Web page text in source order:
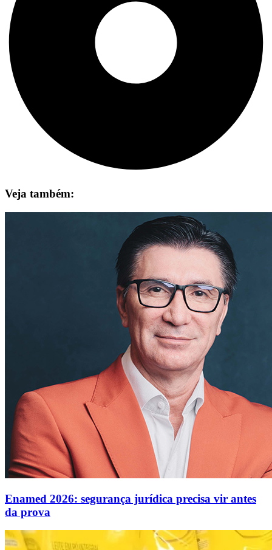
Veja também:
Enamed 2026: segurança jurídica precisa vir antes
da prova